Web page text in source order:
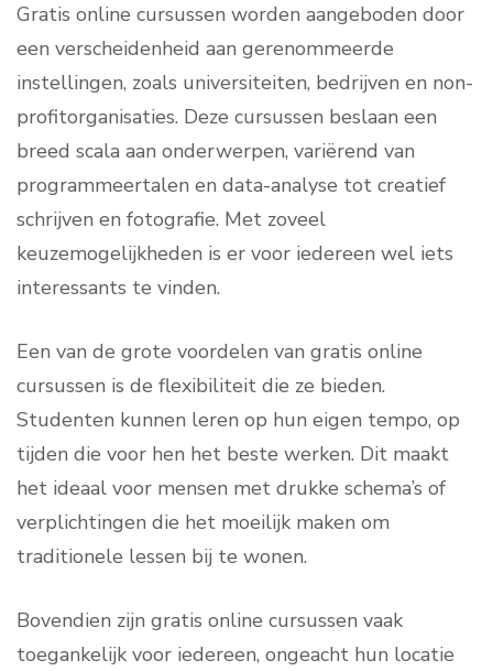
Gratis online cursussen worden aangeboden door
een verscheidenheid aan gerenommeerde
instellingen, zoals universiteiten, bedrijven en non-
profitorganisaties. Deze cursussen beslaan een
breed scala aan onderwerpen, variërend van
programmeertalen en data-analyse tot creatief
schrijven en fotografie. Met zoveel
keuzemogelijkheden is er voor iedereen wel iets
interessants te vinden.
Een van de grote voordelen van gratis online
cursussen is de flexibiliteit die ze bieden.
Studenten kunnen leren op hun eigen tempo, op
tijden die voor hen het beste werken. Dit maakt
het ideaal voor mensen met drukke schema’s of
verplichtingen die het moeilijk maken om
traditionele lessen bij te wonen.
Bovendien zijn gratis online cursussen vaak
toegankelijk voor iedereen, ongeacht hun locatie